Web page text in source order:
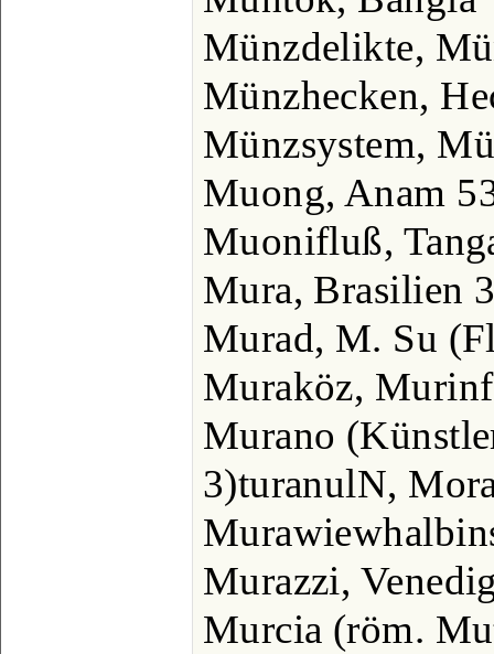
Münzdelikte,
Münzhecken,
Münzsystem,
Muong, Anam
Muonifluß,
Mura, Brasilien
Murad, M. Su
Muraköz,
Murano
3)turanulN,
Murazzi,
Murcia (röm.